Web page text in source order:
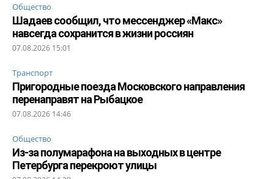
Общество
Шадаев сообщил, что мессенджер «Макс»
навсегда сохранится в жизни россиян
07.08.2026 15:01
Транспорт
Пригородные поезда Московского направления
перенаправят на Рыбацкое
07.08.2026 14:46
Общество
Из-за полумарафона на выходных в центре
Петербурга перекроют улицы